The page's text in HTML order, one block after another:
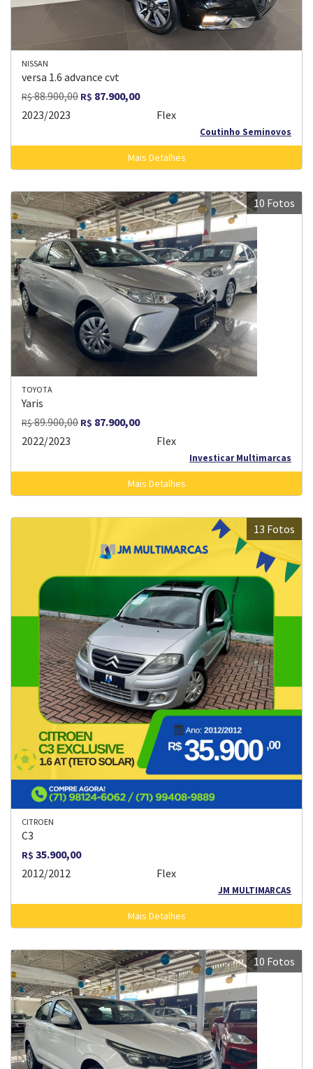
NISSAN
versa 1.6 advance cvt
R$88.900,00 R$ 87.900,00
2023/2023
Flex
Coutinho Seminovos
Mais Detalhes
10 Fotos
TOYOTA
Yaris
R$89.900,00 R$ 87.900,00
2022/2023
Flex
Investicar Multimarcas
Mais Detalhes
13 Fotos
CITROEN
C3
R$ 35.900,00
2012/2012
Flex
JM MULTIMARCAS
Mais Detalhes
10 Fotos